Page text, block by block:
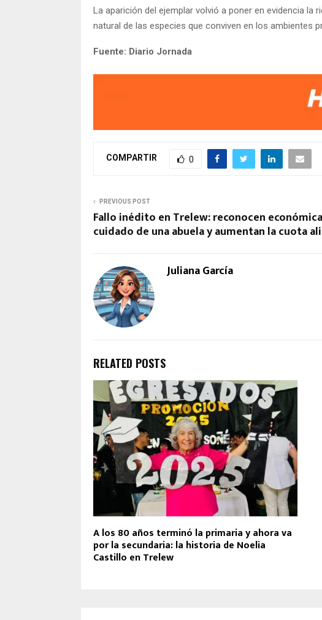
La aparición del ejemplar volvió a poner en evidencia
natural de las especies que conviven en los ambientes
Fuente: Diario Jornada
COMPARTIR 0
PREVIOUS POST
Fallo inédito en Trelew: reconocen
cuidado de una abuela y aumentan la cuota
Juliana García
RELATED POSTS
A los 80 años terminó la primaria y ahora va
por la secundaria: la historia de Noelia
Castillo en Trelew